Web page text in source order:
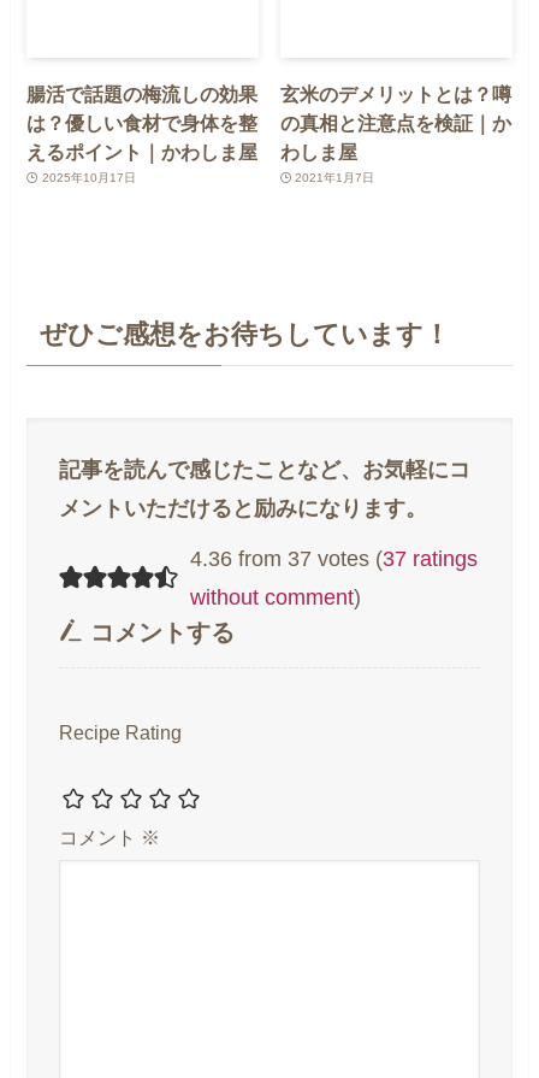
腸活で話題の梅流しの効果
は？優しい食材で身体を整
えるポイント｜かわしま屋
2025年10月17日
玄米のデメリットとは？噂
の真相と注意点を検証｜か
わしま屋
2021年1月7日
ぜひご感想をお待ちしています！
4.36 from 37 votes (37 ratings
without comment)
コメントする
Recipe Rating
コメント ※